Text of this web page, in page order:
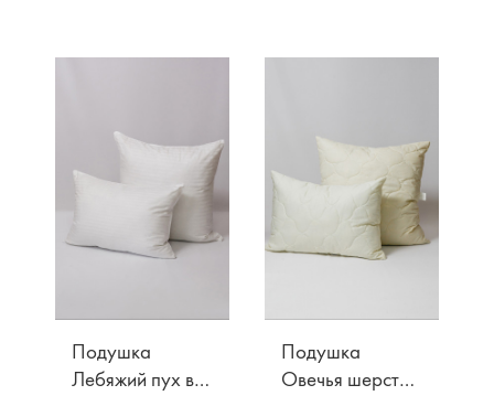
Контакты
Возврат
Подушка
Лебяжий пух в
Подушка
Овечья шерсть в